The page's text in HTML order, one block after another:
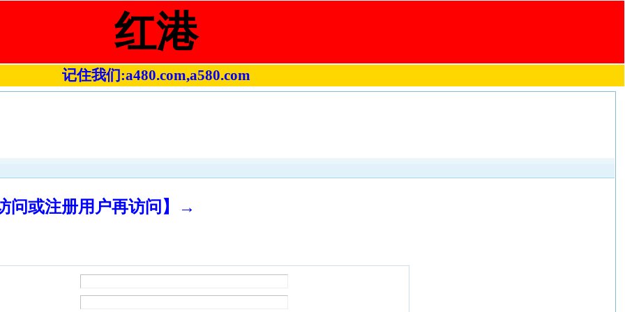
红港
记住我们:a480.com,a580.com
问或注册用户再访问】→